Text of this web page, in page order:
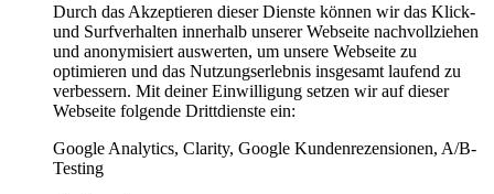
Durch das Akzeptieren dieser Dienste können wir das Klick-
und Surfverhalten innerhalb unserer Webseite nachvollziehen
und anonymisiert auswerten, um unsere Webseite zu
optimieren und das Nutzungserlebnis insgesamt laufend zu
verbessern. Mit deiner Einwilligung setzen wir auf dieser
Webseite folgende Drittdienste ein:
Google Analytics, Clarity, Google Kundenrezensionen, A/B-
Testing